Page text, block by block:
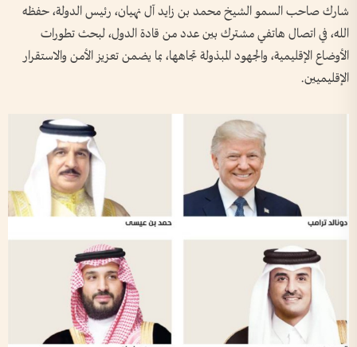
شارك صاحب السمو الشيخ محمد بن زايد آل نهيان، رئيس الدولة، حفظه
الله، في اتصال هاتفي مشترك بين عدد من قادة الدول، لبحث تطورات
الأوضاع الإقليمية، والجهود المبذولة تجاهها، بما يضمن تعزيز الأمن والاستقرار
الإقليميين.